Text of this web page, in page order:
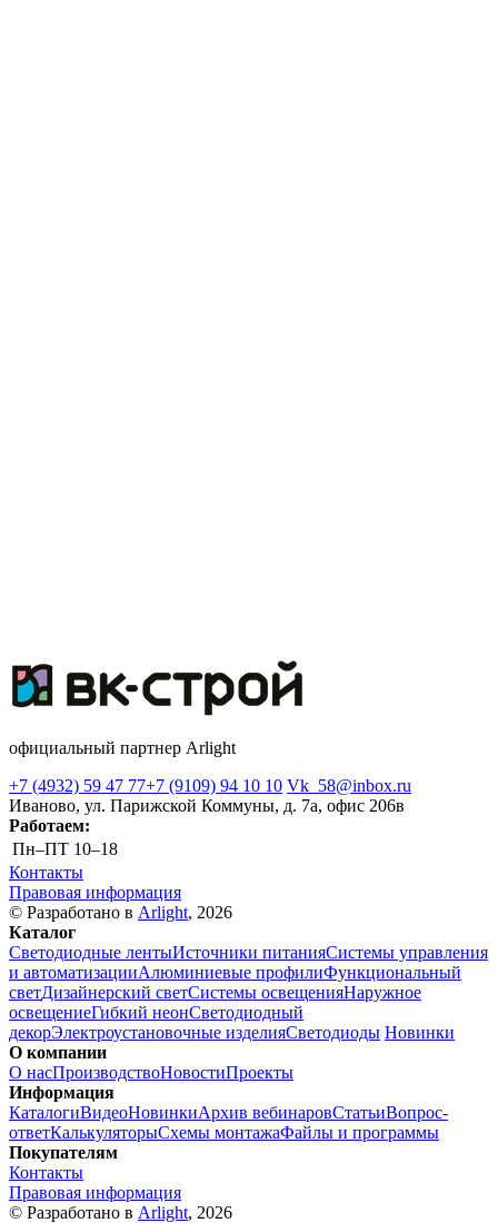
официальный партнер Arlight
+7 (4932) 59 47 77+7 (9109) 94 10 10 Vk_58@inbox.ru
Иваново, ул. Парижской Коммуны, д. 7а, офис 206в
Работаем:
Пн–ПТ 10–18
Контакты
Правовая информация
© Разработано в Arlight, 2026
Каталог
Светодиодные лентыИсточники питанияСистемы управления
и автоматизацииАлюминиевые профилиФункциональный
светДизайнерский светСистемы освещенияНаружное
освещениеГибкий неонСветодиодный
декорЭлектроустановочные изделияСветодиоды Новинки
О компании
О насПроизводствоНовостиПроекты
Информация
КаталогиВидеоНовинкиАрхив вебинаровСтатьиВопрос-
ответКалькуляторыСхемы монтажаФайлы и программы
Покупателям
Контакты
Правовая информация
© Разработано в Arlight, 2026